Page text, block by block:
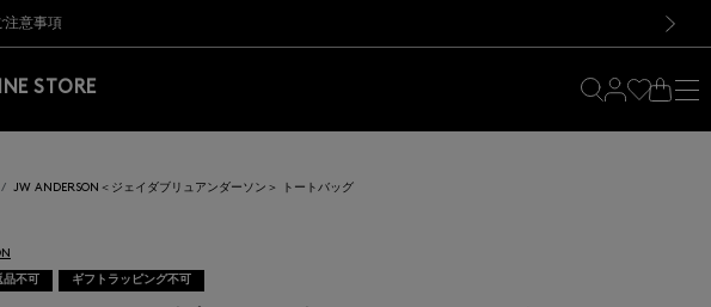
買上げで常時送料無料！お買い物の際は会員登録を！
せ】（2026.8.5）
お届けについて
注意事項
買上げで常時送料無料！お買い物の際は会員登録を！
せ】（2026.8.5）
STORE
JW ANDERSON＜ジェイダブリュアンダーソン＞ トートバッグ
品不可 ギフトラッピング不可